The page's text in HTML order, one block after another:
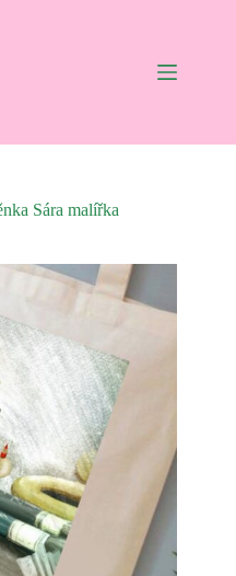
Sára malířka